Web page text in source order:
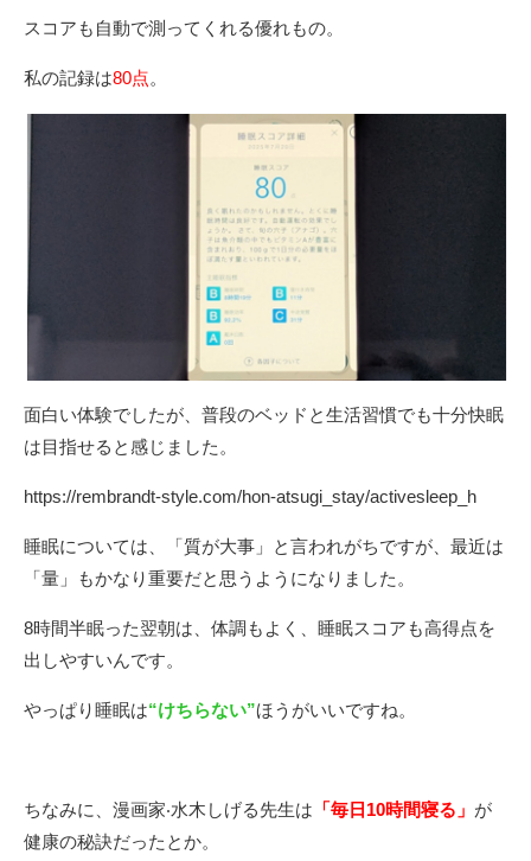
スコアも⾃動で測ってくれる優れもの。
私の記録は80点。
⾯⽩い体験でしたが、普段のベッドと⽣活習慣でも⼗分快眠
は⽬指せると感じました。
https://rembrandt-style.com/hon-atsugi_stay/activesleep_h
睡眠については、「質が⼤事」と⾔われがちですが、最近は
「量」もかなり重要だと思うようになりました。
8時間半眠った翌朝は、体調もよく、睡眠スコアも⾼得点を
出しやすいんです。
やっぱり睡眠は“けちらない”ほうがいいですね。
ちなみに、漫画家‧⽔⽊しげる先⽣は 「毎⽇10時間寝る」 が
健康の秘訣だったとか。